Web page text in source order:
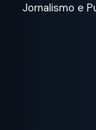
Jornalismo e